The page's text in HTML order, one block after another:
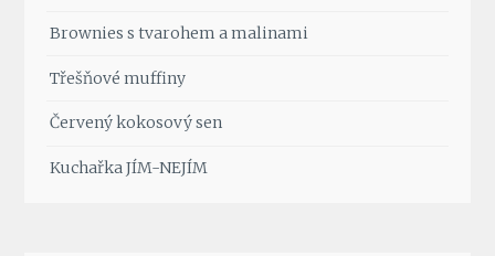
Brownies s tvarohem a malinami
Třešňové muffiny
Červený kokosový sen
Kuchařka JÍM-NEJÍM